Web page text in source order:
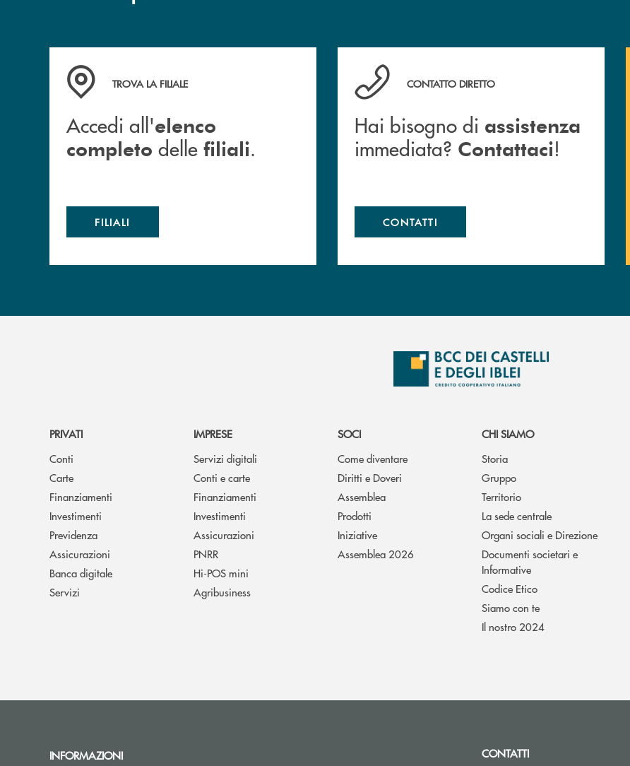
Accedi all' elenco completo delle filiali .
TROVA LA FILIALE
Accedi all'elenco
completo delle filiali.
FILIALI
Hai bisogno di assistenza immediata? Contattaci !
CONTATTO DIRETTO
Hai bisogno di assistenza
immediata? Contattaci!
CONTATTI
PRIVATI
Conti
Carte
Finanziamenti
Investimenti
Previdenza
Assicurazioni
Banca digitale
Servizi
IMPRESE
Servizi digitali
Conti e carte
Finanziamenti
Investimenti
Assicurazioni
PNRR
Hi-POS mini
Agribusiness
SOCI
Come diventare
Diritti e Doveri
Assemblea
Prodotti
Iniziative
Assemblea 2026
CHI SIAMO
Storia
Gruppo
Territorio
La sede centrale
Organi sociali e Direzione
Documenti societari e
Informative
Codice Etico
Siamo con te
Il nostro 2024
INFORMAZIONI
CONTATTI